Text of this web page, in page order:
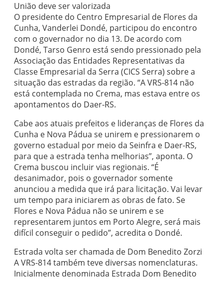
União deve ser valorizada
O presidente do Centro Empresarial de Flores da
Cunha, Vanderlei Dondé, participou do encontro
com o governador no dia 13. De acordo com
Dondé, Tarso Genro está sendo pressionado pela
Associação das Entidades Representativas da
Classe Empresarial da Serra (CICS Serra) sobre a
situação das estradas da região. “A VRS-814 não
está contemplada no Crema, mas estava entre os
apontamentos do Daer-RS.
Cabe aos atuais prefeitos e lideranças de Flores da
Cunha e Nova Pádua se unirem e pressionarem o
governo estadual por meio da Seinfra e Daer-RS,
para que a estrada tenha melhorias”, aponta. O
Crema buscou incluir vias regionais. “É
desanimador, pois o governador somente
anunciou a medida que irá para licitação. Vai levar
um tempo para iniciarem as obras de fato. Se
Flores e Nova Pádua não se unirem e se
representarem juntos em Porto Alegre, será mais
difícil conseguir o pedido”, acredita o Dondé.
Estrada volta ser chamada de Dom Benedito Zorzi
A VRS-814 também teve diversas nomenclaturas.
Inicialmente denominada Estrada Dom Benedito